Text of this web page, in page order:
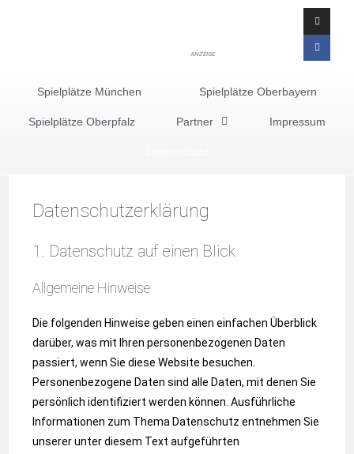
ANZEIGE
Spielplätze München Spielplätze Oberbayern
Spielplätze Oberpfalz Partner Impressum
Datenschutz­erklärung
1. Datenschutz auf einen Blick
Allgemeine Hinweise
Die folgenden Hinweise geben einen einfachen Überblick
darüber, was mit Ihren personenbezogenen Daten
passiert, wenn Sie diese Website besuchen.
Personenbezogene Daten sind alle Daten, mit denen Sie
persönlich identifiziert werden können. Ausführliche
Informationen zum Thema Datenschutz entnehmen Sie
unserer unter diesem Text aufgeführten